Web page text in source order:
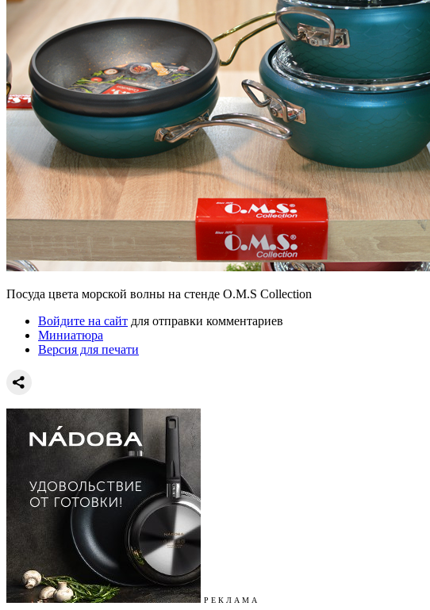
Посуда цвета морской волны на стенде O.M.S Collection
Войдите на сайт для отправки комментариев
Миниатюра
Версия для печати
Р Е К Л А М А